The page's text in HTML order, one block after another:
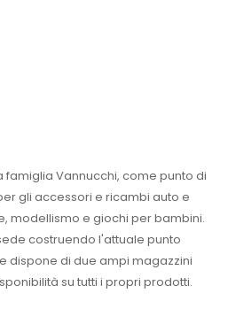
famiglia Vannucchi, come punto di
gli accessori e ricambi auto e
modellismo e giochi per bambini.
costruendo l'attuale punto
dispone di due ampi magazzini
su tutti i propri prodotti.